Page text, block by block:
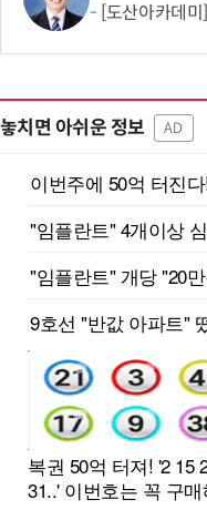
[도산아카데미] 김승주 고
놓치면 아쉬운 정보 AD